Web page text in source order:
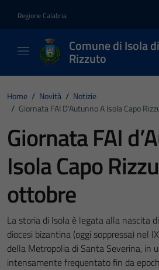
Regione Calabria
Comune di Isola
Rizzuto
Home / Novità / Notizie
/ Giornata FAI D’Autunno A Isola Capo
Giornata FAI
Isola Capo
ottobre
La storia di Isola è legata alla nascita
diocesi bizantina (oggi soppressa) nel
della Metropolia di Santa Severina, in
intensamente frequentato fin da